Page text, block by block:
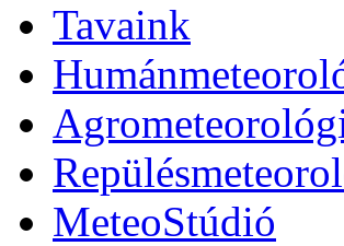
Tavaink
MeteoStúdió